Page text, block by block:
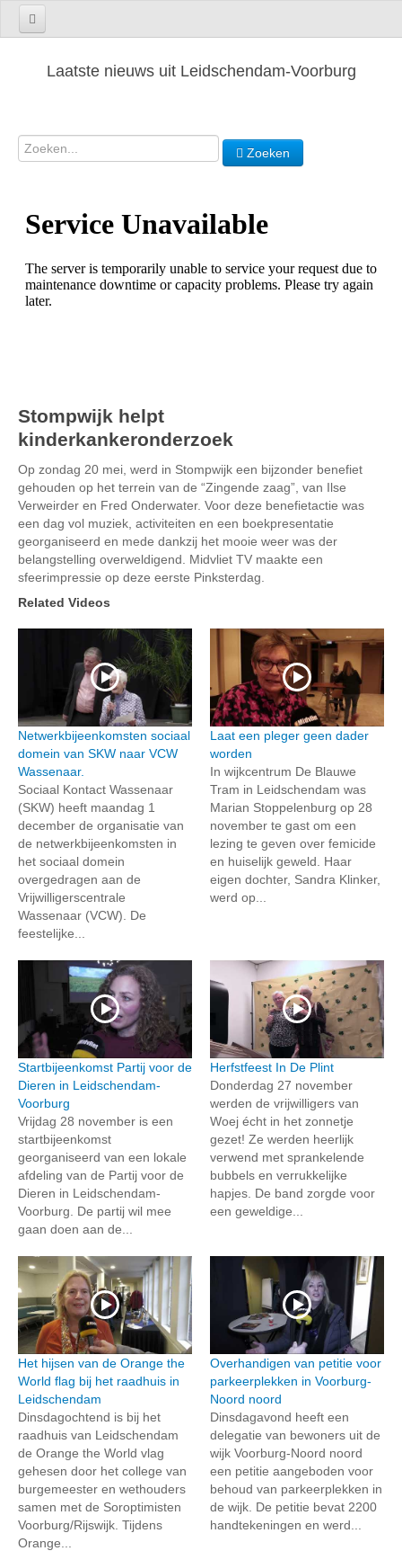
Laatste nieuws uit Leidschendam-Voorburg
Zoeken
Stompwijk helpt
kinderkankeronderzoek
Op zondag 20 mei, werd in Stompwijk een bijzonder benefiet
gehouden op het terrein van de “Zingende zaag”, van Ilse
Verweirder en Fred Onderwater. Voor deze benefietactie was
een dag vol muziek, activiteiten en een boekpresentatie
georganiseerd en mede dankzij het mooie weer was der
belangstelling overweldigend. Midvliet TV maakte een
sfeerimpressie op deze eerste Pinksterdag.
Related Videos
Netwerkbijeenkomsten sociaal
domein van SKW naar VCW
Wassenaar.
Sociaal Kontact Wassenaar
(SKW) heeft maandag 1
december de organisatie van
de netwerkbijeenkomsten in
het sociaal domein
overgedragen aan de
Vrijwilligerscentrale
Wassenaar (VCW). De
feestelijke...
Laat een pleger geen dader
worden
In wijkcentrum De Blauwe
Tram in Leidschendam was
Marian Stoppelenburg op 28
november te gast om een
lezing te geven over femicide
en huiselijk geweld. Haar
eigen dochter, Sandra Klinker,
werd op...
Startbijeenkomst Partij voor de
Dieren in Leidschendam-
Voorburg
Vrijdag 28 november is een
startbijeenkomst
georganiseerd van een lokale
afdeling van de Partij voor de
Dieren in Leidschendam-
Voorburg. De partij wil mee
gaan doen aan de...
Herfstfeest In De Plint
Donderdag 27 november
werden de vrijwilligers van
Woej écht in het zonnetje
gezet! Ze werden heerlijk
verwend met sprankelende
bubbels en verrukkelijke
hapjes. De band zorgde voor
een geweldige...
Het hijsen van de Orange the
World flag bij het raadhuis in
Leidschendam
Dinsdagochtend is bij het
raadhuis van Leidschendam
de Orange the World vlag
gehesen door het college van
burgemeester en wethouders
samen met de Soroptimisten
Voorburg/Rijswijk. Tijdens
Orange...
Overhandigen van petitie voor
parkeerplekken in Voorburg-
Noord noord
Dinsdagavond heeft een
delegatie van bewoners uit de
wijk Voorburg-Noord noord
een petitie aangeboden voor
behoud van parkeerplekken in
de wijk. De petitie bevat 2200
handtekeningen en werd...